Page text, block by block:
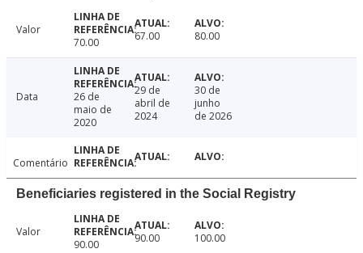
Valor
70.00
67.00 80.00
Data
26 de
maio de
2020
29 de
abril de
2024
30 de
junho
de 2026
Comentário
Beneficiaries registered in the Social Registry
Valor
90.00
90.00 100.00